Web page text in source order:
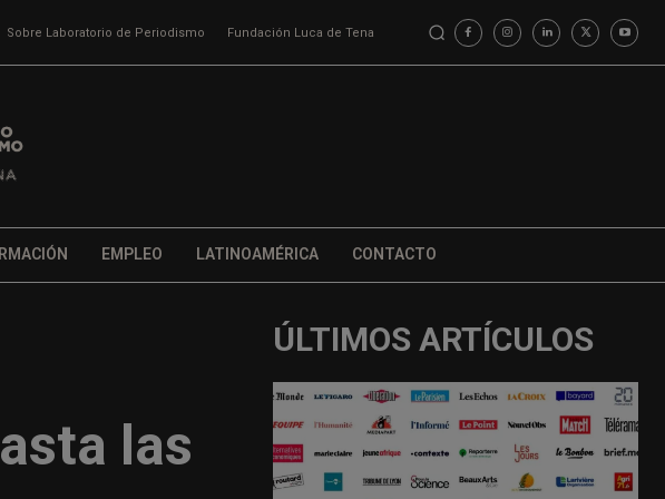
Sobre Laboratorio de Periodismo Fundación Luca de Tena
EMPLEO LATINOAMÉRICA CONTACTO
las
ÚLTIMOS ARTÍCULOS